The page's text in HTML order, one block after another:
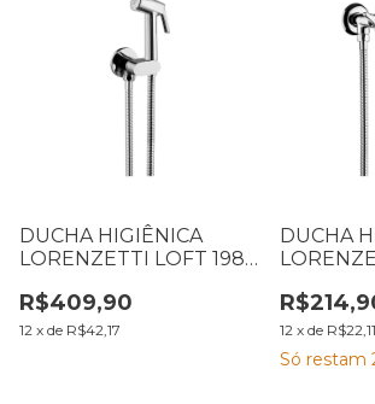
DUCHA HIGIÊNICA
LORENZETTI LOFT 1984
R$409,90
12 x de R$42,17
DUCHA
12 x de R$22,11
Só restam